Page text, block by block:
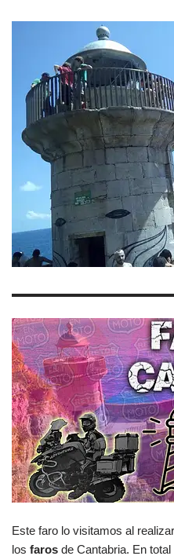
Este faro lo visitamos al
los faros de Cantabria. En